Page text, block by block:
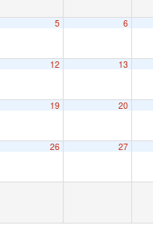
5 6
12 13
19 20
26 27